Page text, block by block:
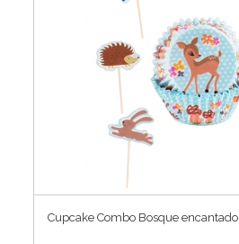
Cupcake Combo Bosque encantado